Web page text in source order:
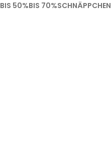
BIS 50%BIS 70%SCHNÄPPCHEN